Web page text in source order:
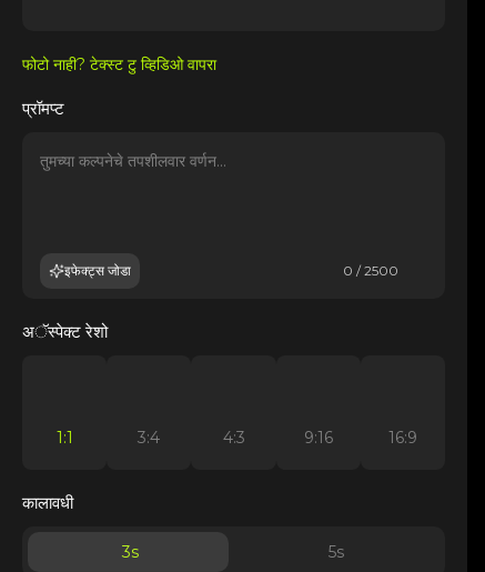
फोटो नाही? टेक्स्ट टु व्हिडिओ वापरा
प्रॉमप्ट
इफेक्ट्स जोडा 0 / 2500
अॅस्पेक्ट रेशो
1:1 3:4 4:3 9:16 16:9
कालावधी
3s 5s